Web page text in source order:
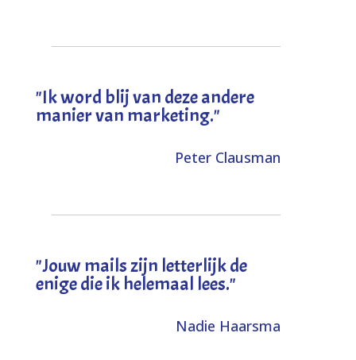
"Ik word blij van deze andere
manier van marketing."
Peter Clausman
"Jouw mails zijn letterlijk de
enige die ik helemaal lees."
Nadie Haarsma